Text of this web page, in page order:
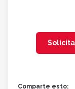
Comparte esto: